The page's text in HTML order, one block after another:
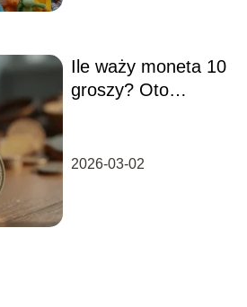
Ile waży moneta 10
groszy? Oto
2026-03-02